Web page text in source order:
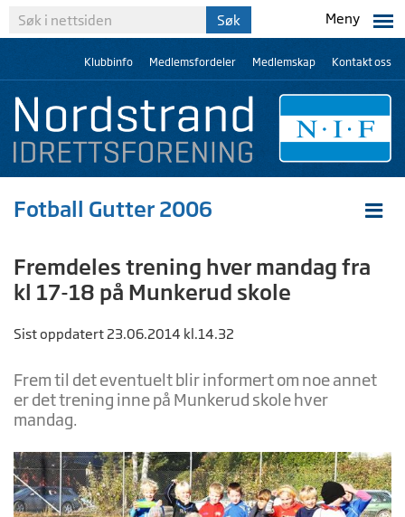
Meny
Klubbinfo Medlemsfordeler Medlemskap Kontakt oss
Fotball Gutter 2006
Fremdeles trening hver mandag fra
kl 17-18 på Munkerud skole
Sist oppdatert 23.06.2014 kl.14.32
Frem til det eventuelt blir informert om noe annet
er det trening inne på Munkerud skole hver
mandag.